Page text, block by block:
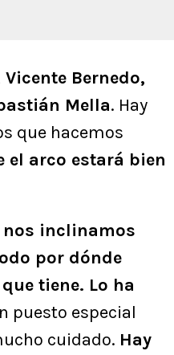
Bernedo,
Mella. Hay
que hacemos
el arco estará bien
nos inclinamos
por dónde
tiene. Lo ha
puesto especial
cuidado. Hay